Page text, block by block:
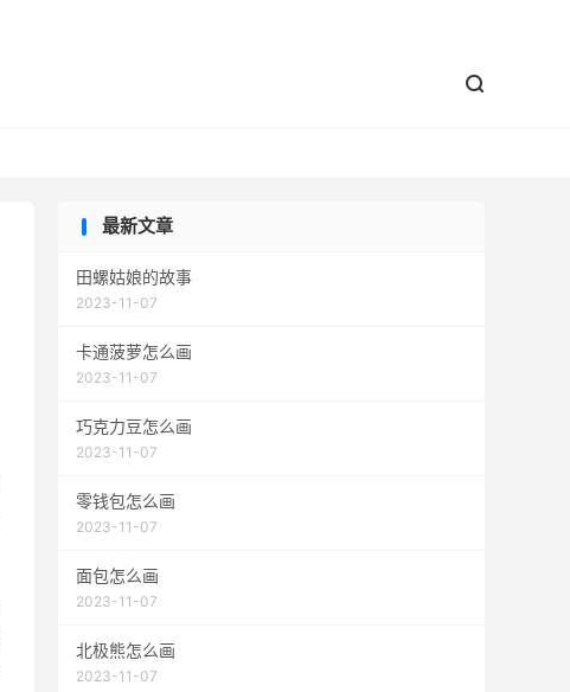

最新文章
田螺姑娘的故事
2023-11-07
卡通菠萝怎么画
2023-11-07
巧克力豆怎么画
2023-11-07
零钱包怎么画
2023-11-07
面包怎么画
2023-11-07
北极熊怎么画
2023-11-07